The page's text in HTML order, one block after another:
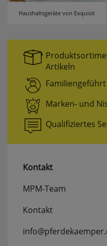
Haushaltsgeräte von Exquisit
Artikeln
Marken- und
Qualifiziertes
Kontakt
MPM-Team
Kontakt